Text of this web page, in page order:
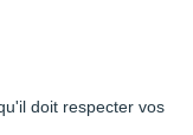
doit respecter vos